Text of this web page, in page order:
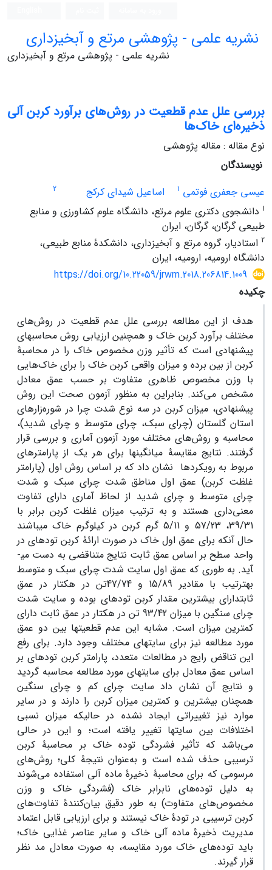
نشریه علمی - پژوهشی مرتع و آبخیزداری
نشریه علمی - پژوهشی مرتع و آبخیزداری
بررسی علل عدم قطعیت در روش‌های برآورد کربن آلی
ذخیره‌ای خاک‌ها
نوع مقاله : مقاله پژوهشی
نویسندگان
عیسی جعفری فوتمی 1 اساعیل شیدای کرکج
2
1 دانشجوی دکتری علوم مرتع، دانشگاه علوم کشاورزی و منابع
‌طبیعی گرگان، گرگان، ایران
2 استادیار، گروه مرتع و آبخیزداری، دانشکدۀ منابع طبیعی،
دانشگاه ارومیه، ارومیه، ایران
https://doi.org/10.22059/jrwm.2018.206814.1009
چکیده
هدف از این مطالعه بررسی علل عدم قطعیت در روش‌های
مختلف برآورد کربن خاک و همچنین ارزیابی روش محاسبه­ای
پیشنهادی است که تأثیر وزن مخصوص خاک را در محاسبۀ
کربن از بین برده و میزان واقعی کربن خاک را برای خاک‌هایی
با وزن مخصوص ظاهری متفاوت بر حسب عمق معادل
مشخص می‌کند. بنابراین به منظور آزمون صحت این روش
پیشنهادی، میزان کربن در سه نوع شدت‌ چرا در شوره‌زارهای
استان گلستان (چرای سبک، چرای متوسط و چرای شدید)،
محاسبه و روش‌های مختلف مورد آزمون آماری و بررسی قرار
گرفتند. نتایج مقایسۀ میانگین­ها برای هر یک از پارامترهای
مربوط به رویکردها نشان داد که بر اساس روش اول (پارامتر
غلظت کربن) عمق اول مناطق شدت چرای سبک و شدت
چرای متوسط و چرای شدید از لحاظ آماری دارای تفاوت
معنی‌داری هستند و به ترتیب میزان غلظت کربن برابر با
39/31، 57/23 و 5/11 گرم کربن در کیلوگرم خاک می­باشند
حال آنکه برای عمق اول خاک در صورت ارائۀ کربن توده­ای در
واحد سطح بر اساس عمق ثابت نتایج متناقضی به دست می­
آید. به طوری که عمق اول سایت شدت چرای سبک و متوسط
به­ترتیب با مقادیر 15/89 و 47/74تن در هکتار در عمق
ثابتدارای بیشترین مقدار کربن توده­ای بوده و سایت شدت
چرای سنگین با میزان 93/42 تن در هکتار در عمق ثابت دارای
کمترین میزان است. مشابه این عدم قطعیت­ها بین دو عمق
مورد مطالعه نیز برای سایت­های مختلف وجود دارد. برای رفع
این تناقض رایج در مطالعات متعدد، پارامتر کربن توده­ای بر
اساس عمق معادل برای سایت­های مورد مطالعه محاسبه گردید
و نتایج آن نشان داد سایت چرای کم و چرای سنگین
همچنان بیشترین و کمترین میزان کربن را دارند و در سایر
موارد نیز تغییراتی ایجاد نشده در حالیکه میزان نسبی
اختلافات بین سایت­ها تغییر یافته است؛ و این در حالی
می‌باشد که تأثیر فشردگی توده خاک بر محاسبۀ کربن
ترسیبی حذف شده است و به‌عنوان نتیجۀ کلی؛ روش‌های
مرسومی که برای محاسبۀ ذخیرۀ ماده آلی استفاده می‌شوند
به دلیل توده‌های نابرابر خاک (فشردگی خاک و وزن
مخصوص‌های متفاوت) به طور دقیق بیان‌کنندۀ تفاوت‌های
کربن ترسیبی در تودۀ خاک نیستند و برای ارزیابی قابل اعتماد
مدیریت ذخیرۀ ماده آلی خاک و سایر عناصر غذایی خاک؛
باید توده‌های خاک مورد مقایسه، به صورت معادل مد نظر
قرار گیرند.